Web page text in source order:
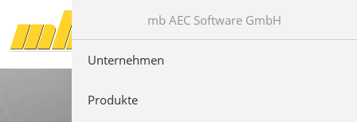
Direkt zur Hauptnavigation springen
Direkt zum Inhalt springen
mb AEC Software GmbH
Unternehmen
Produkte